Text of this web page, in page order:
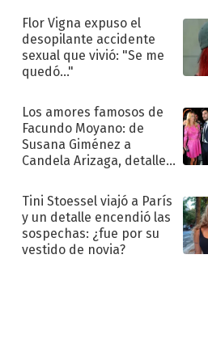
Flor Vigna expuso el
desopilante accidente
sexual que vivió: "Se me
quedó..."
Los amores famosos de
Facundo Moyano: de
Susana Giménez a
Candela Arizaga, detalles
sentimental
Tini Stoessel viajó a París
y un detalle encendió las
sospechas: ¿fue por su
vestido de novia?